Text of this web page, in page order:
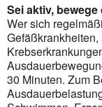
Sei aktiv,
Wer sich
30 Minuten. Zum